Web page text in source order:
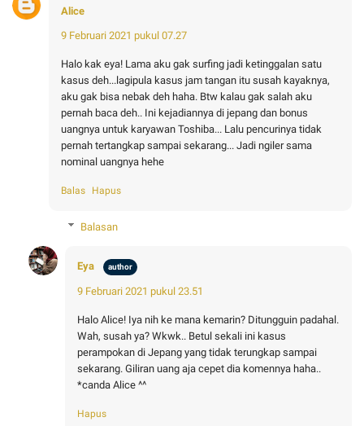
Alice
9 Februari 2021 pukul 07.27
Halo kak eya! Lama aku gak surfing jadi ketinggalan satu
kasus deh...lagipula kasus jam tangan itu susah kayaknya,
aku gak bisa nebak deh haha. Btw kalau gak salah aku
pernah baca deh.. Ini kejadiannya di jepang dan bonus
uangnya untuk karyawan Toshiba... Lalu pencurinya tidak
pernah tertangkap sampai sekarang... Jadi ngiler sama
nominal uangnya hehe
Balas Hapus
Balasan
Eya
9 Februari 2021 pukul 23.51
Halo Alice! Iya nih ke mana kemarin? Ditungguin padahal.
Wah, susah ya? Wkwk.. Betul sekali ini kasus
perampokan di Jepang yang tidak terungkap sampai
sekarang. Giliran uang aja cepet dia komennya haha..
*canda Alice ^^
Hapus